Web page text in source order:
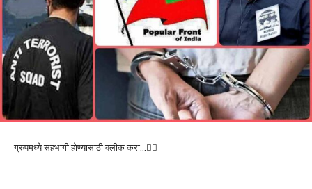
ग्रुपमध्ये सहभागी होण्यासाठी क्लीक करा…👆🏻